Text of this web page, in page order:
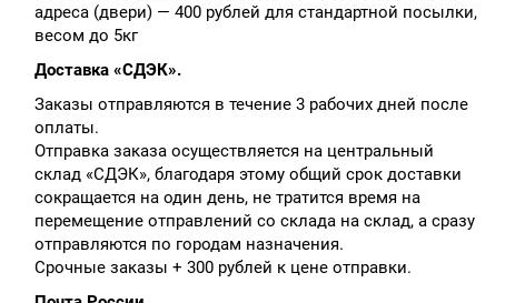
адреса (двери) — 400 рублей для стандартной посылки,
весом до 5кг
Доставка «СДЭК».
Заказы отправляются в течение 3 рабочих дней после
оплаты.
Отправка заказа осуществляется на центральный
склад «СДЭК», благодаря этому общий срок доставки
сокращается на один день, не тратится время на
перемещение отправлений со склада на склад, а сразу
отправляются по городам назначения.
Срочные заказы + 300 рублей к цене отправки.